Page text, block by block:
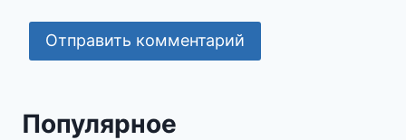
Популярное